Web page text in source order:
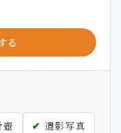
る
壺
遺影写真